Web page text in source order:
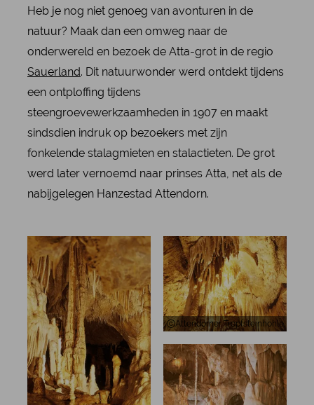
Heb je nog niet genoeg van avonturen in de
natuur? Maak dan een omweg naar de
onderwereld en bezoek de Atta-grot in de regio
Sauerland. Dit natuurwonder werd ontdekt tijdens
een ontploffing tijdens
steengroevewerkzaamheden in 1907 en maakt
sindsdien indruk op bezoekers met zijn
fonkelende stalagmieten en stalactieten. De grot
werd later vernoemd naar prinses Atta, net als de
nabijgelegen Hanzestad Attendorn.
Attendorner Tropfsteinhöhle, Een